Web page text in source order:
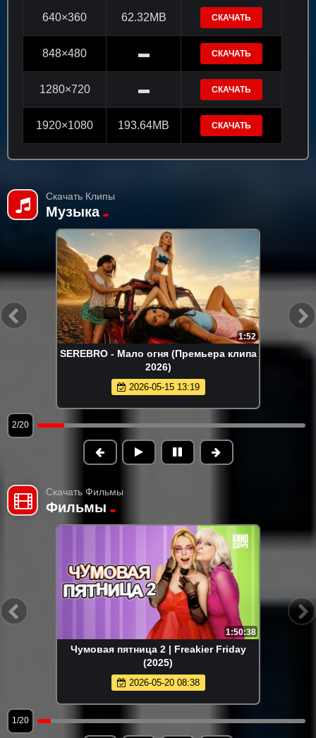
640×360 62.32MB СКАЧАТЬ
848×480 ▬ СКАЧАТЬ
1280×720 ▬ СКАЧАТЬ
1920×1080 193.64MB СКАЧАТЬ
Скачать Клипы
Музыка
1:52
SEREBRO - Мало огня (Премьера клипа
2026)
2026-05-15 13:19
2/20
Скачать Фильмы
Фильмы
1:50:38
Чумовая пятница 2 | Freakier Friday
(2025)
2026-05-20 08:38
1/20